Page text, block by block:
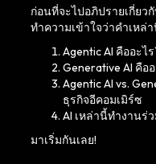
ก่อนที่จะไปอภิปรายเกี่ยว
ทำความเข้าใจว่าคำเหล่
Agentic AI คืออะไร
Generative AI คือ
Agentic AI vs.
ธุรกิจอีคอมเมิร์ซ
AI เหล่านี้ทำงานร่
มาเริ่มกันเลย!